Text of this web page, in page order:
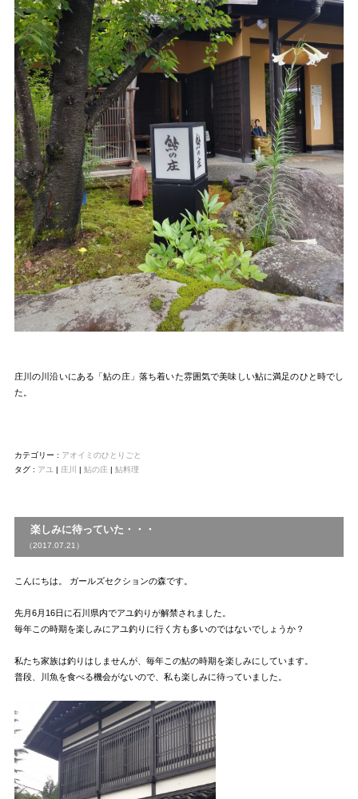
庄川の川沿いにある「鮎の庄」落ち着いた雰囲気で美味しい鮎に満足のひと時でし
た。
カテゴリー : アオイミのひとりごと
タグ : アユ | 庄川 | 鮎の庄 | 鮎料理
楽しみに待っていた・・・
（2017.07.21）
こんにちは。 ガールズセクションの森です。
先月6月16日に石川県内でアユ釣りが解禁されました。
毎年この時期を楽しみにアユ釣りに行く方も多いのではないでしょうか？
私たち家族は釣りはしませんが、毎年この鮎の時期を楽しみにしています。
普段、川魚を食べる機会がないので、私も楽しみに待っていました。